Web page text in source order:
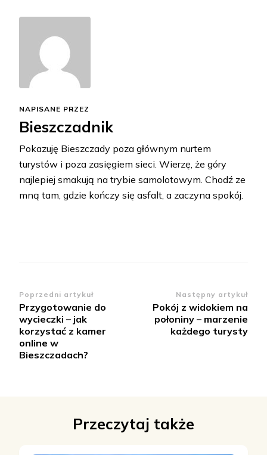
NAPISANE PRZEZ
Bieszczadnik
Pokazuję Bieszczady poza głównym nurtem
turystów i poza zasięgiem sieci. Wierzę, że góry
najlepiej smakują na trybie samolotowym. Chodź ze
mną tam, gdzie kończy się asfalt, a zaczyna spokój.
Zobacz
wpisy
Poprzedni artykuł
Przygotowanie do
wycieczki – jak
korzystać z kamer
online w
Bieszczadach?
Następny artykuł
Pokój z widokiem na
połoniny – marzenie
każdego turysty
Przeczytaj także